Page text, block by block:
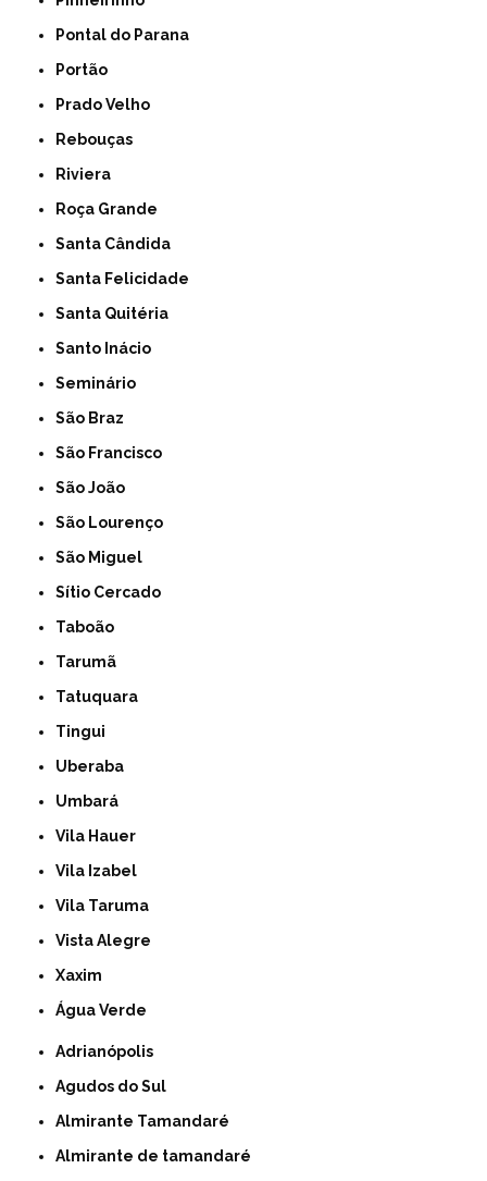
Pontal do Parana
Portão
Prado Velho
Rebouças
Riviera
Roça Grande
Santa Cândida
Santa Felicidade
Santa Quitéria
Santo Inácio
Seminário
São Braz
São Francisco
São João
São Lourenço
São Miguel
Sítio Cercado
Taboão
Tarumã
Tatuquara
Tingui
Uberaba
Umbará
Vila Hauer
Vila Izabel
Vila Taruma
Vista Alegre
Xaxim
Água Verde
Adrianópolis
Agudos do Sul
Almirante Tamandaré
Almirante de tamandaré